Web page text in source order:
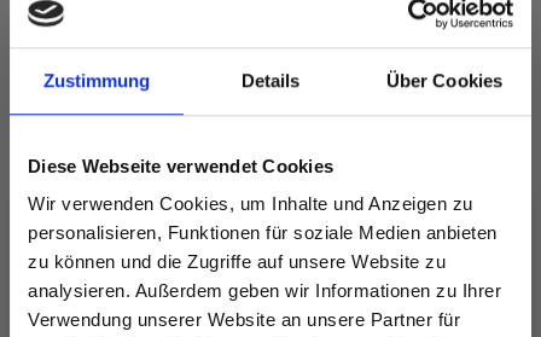
Zustimmung Details Über Cookies
Diese Webseite verwendet Cookies
Wir verwenden Cookies, um Inhalte und Anzeigen zu
personalisieren, Funktionen für soziale Medien anbieten
zu können und die Zugriffe auf unsere Website zu
analysieren. Außerdem geben wir Informationen zu Ihrer
Verwendung unserer Website an unsere Partner für
DROPS BELLE
EUR 2.05
DROPS KID-SILK
EUR 3.55EUR 4.75
31/08/2026